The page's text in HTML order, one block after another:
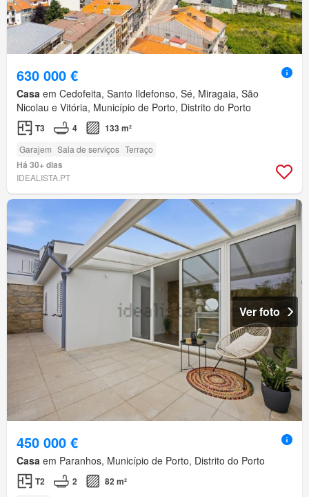
630 000 €
Casa em Cedofeita, Santo Ildefonso, Sé, Miragaia, São
Nicolau e Vitória, Município de Porto, Distrito do Porto
T3 4 133 m²
Garajem Sala de serviços Terraço
Há 30+ dias
IDEALISTA.PT
Ver foto
450 000 €
Casa em Paranhos, Município de Porto, Distrito do Porto
T2 2 82 m²